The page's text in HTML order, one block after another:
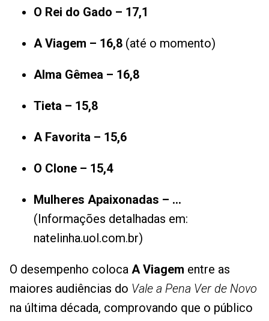
O Rei do Gado – 17,1
A Viagem – 16,8 (até o momento)
Alma Gêmea – 16,8
Tieta – 15,8
A Favorita – 15,6
O Clone – 15,4
Mulheres Apaixonadas – …
(Informações detalhadas em:
natelinha.uol.com.br)
O desempenho coloca A Viagem entre as
maiores audiências do Vale a Pena Ver de Novo
na última década, comprovando que o público